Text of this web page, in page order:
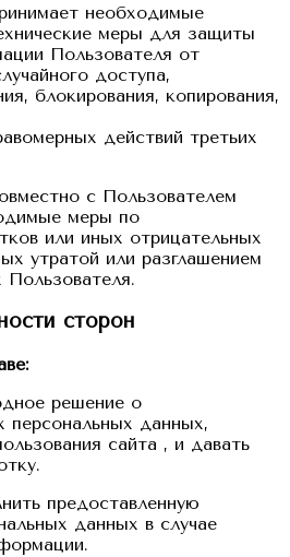
необходимые
меры для защиты
Пользователя от
доступа,
блокирования, копирования,
действий третьих
с Пользователем
меры по
или иных отрицательных
утратой или разглашением
сторон
решение о
персональных данных,
сайта , и давать
предоставленную
данных в случае